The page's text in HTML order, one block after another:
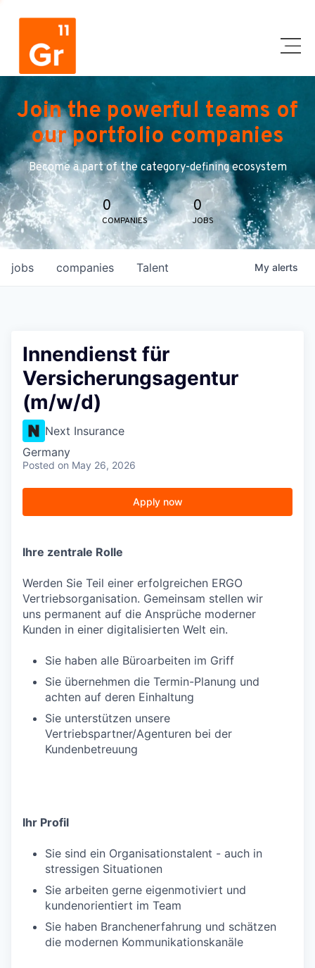
Join the powerful teams of
our portfolio companies
Become a part of the category-defining ecosystem
0
COMPANIES
0
JOBS
jobs companies Talent My alerts
Innendienst für
Versicherungsagentur
(m/w/d)
Next Insurance
Germany
Posted on May 26, 2026
Apply now
Ihre zentrale Rolle
Werden Sie Teil einer erfolgreichen ERGO
Vertriebsorganisation. Gemeinsam stellen wir
uns permanent auf die Ansprüche moderner
Kunden in einer digitalisierten Welt ein.
Sie haben alle Büroarbeiten im Griff
Sie übernehmen die Termin-Planung und
achten auf deren Einhaltung
Sie unterstützen unsere
Vertriebspartner/Agenturen bei der
Kundenbetreuung
Ihr Profil
Sie sind ein Organisationstalent - auch in
stressigen Situationen
Sie arbeiten gerne eigenmotiviert und
kundenorientiert im Team
Sie haben Branchenerfahrung und schätzen
die modernen Kommunikationskanäle